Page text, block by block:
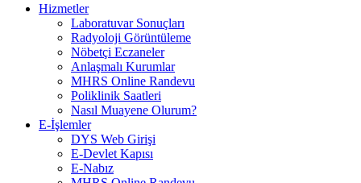
Hizmetler
Laboratuvar Sonuçları
Radyoloji Görüntüleme
Nöbetçi Eczaneler
Anlaşmalı Kurumlar
MHRS Online Randevu
Poliklinik Saatleri
Nasıl Muayene Olurum?
E-İşlemler
DYS Web Girişi
E-Devlet Kapısı
E-Nabız